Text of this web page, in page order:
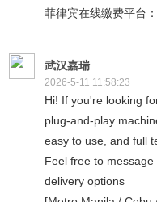
菲律宾在线缴费平台
武汉嘉瑞
2026-5-11 11:58:23
Hi! If you're looking
plug-and-play
easy to use, and full
Feel free to
delivery options